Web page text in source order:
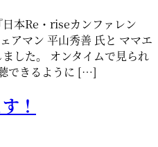
本Re・riseカンファレン
アマン 平山秀善 氏と ママエ
した。 オンタイムで見られ
できるように […]
！